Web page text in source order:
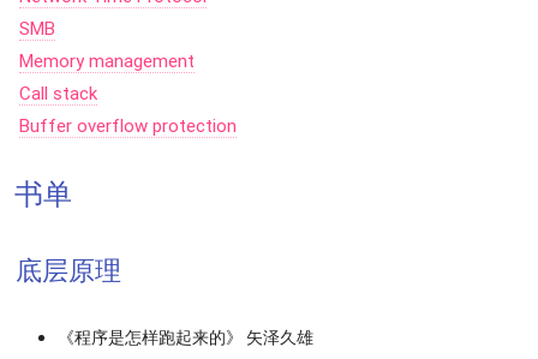
SMB
Memory management
Call stack
Buffer overflow protection
书单
底层原理
《程序是怎样跑起来的》 矢泽久雄